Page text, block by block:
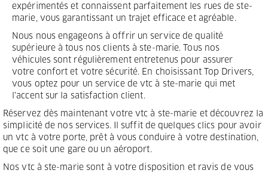
expérimentés et connaissent parfaitement les rues de ste-
marie, vous garantissant un trajet efficace et agréable.
Nous nous engageons à offrir un service de qualité
supérieure à tous nos clients à ste-marie. Tous nos
véhicules sont régulièrement entretenus pour assurer
votre confort et votre sécurité. En choisissant Top Drivers,
vous optez pour un service de vtc à ste-marie qui met
l'accent sur la satisfaction client.
Réservez dès maintenant votre vtc à ste-marie et découvrez la
simplicité de nos services. Il suffit de quelques clics pour avoir
un vtc à votre porte, prêt à vous conduire à votre destination,
que ce soit une gare ou un aéroport.
Nos vtc à ste-marie sont à votre disposition et ravis de vous